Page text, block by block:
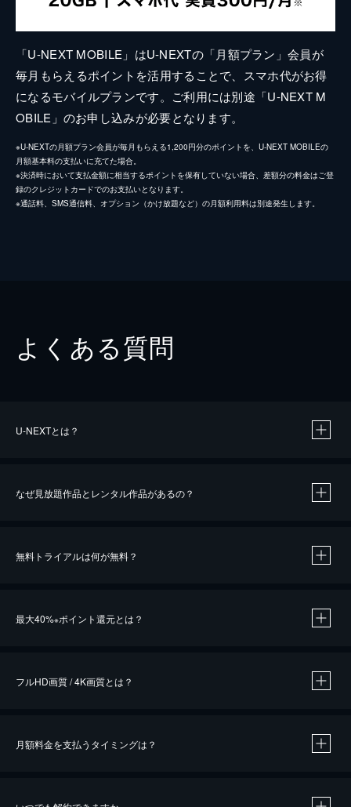
「U-NEXT MOBILE」はU-NEXTの「月額プラン」会員が
毎月もらえるポイントを活用することで、スマホ代がお得
になるモバイルプランです。ご利用には別途「U-NEXT M
OBILE」のお申し込みが必要となります。
※U-NEXTの月額プラン会員が毎月もらえる1,200円分のポイントを、U-NEXT MOBILEの
月額基本料の支払いに充てた場合。
※決済時において支払金額に相当するポイントを保有していない場合、差額分の料金はご登
録のクレジットカードでのお支払いとなります。
※通話料、SMS通信料、オプション（かけ放題など）の月額利用料は別途発生します。
よくある質問
U-NEXTとは？
なぜ見放題作品とレンタル作品があるの？
無料トライアルは何が無料？
最大40%※ポイント還元とは？
※40％ポイント還元の対象は、クレジットカード決済による作品の購入 / レンタルです。
フルHD画質 / 4K画質とは？
月額料金を支払うタイミングは？